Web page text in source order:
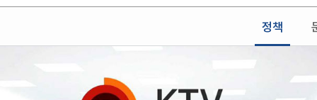
정책